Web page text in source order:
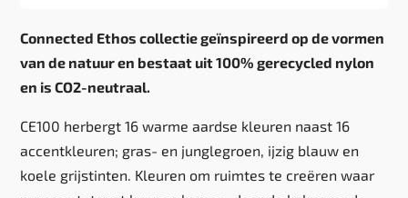
Connected Ethos collectie geïnspireerd op de vormen
van de natuur en bestaat uit 100% gerecycled nylon
en is CO2-neutraal.
CE100 herbergt 16 warme aardse kleuren naast 16
accentkleuren; gras- en junglegroen, ijzig blauw en
koele grijstinten. Kleuren om ruimtes te creëren waar